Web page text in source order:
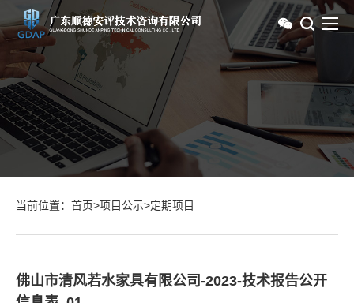
当前位置： 首页>项目公示>定期项目
佛山市清风若水家具有限公司-2023-技术报告公开